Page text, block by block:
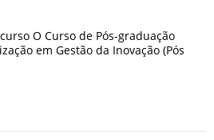
O Curso de Pós-graduação
em Gestão da Inovação (Pós